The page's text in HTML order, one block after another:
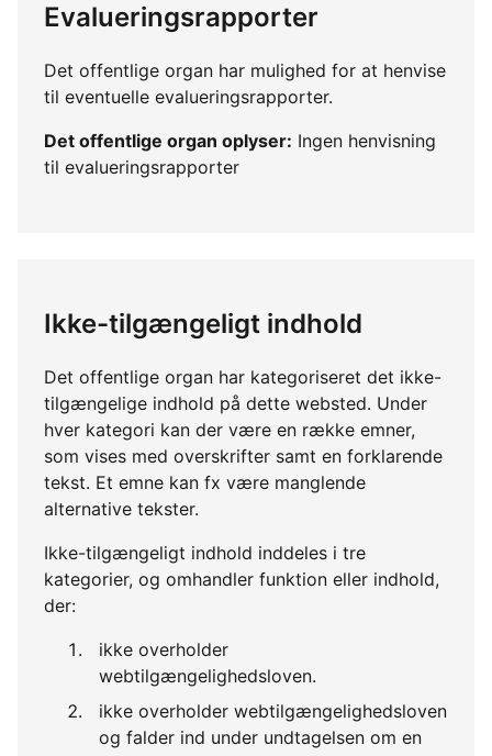
Evalueringsrapporter
Det offentlige organ har mulighed for at henvise
til eventuelle evalueringsrapporter.
Det offentlige organ oplyser: Ingen henvisning
til evalueringsrapporter
Ikke-tilgængeligt indhold
Det offentlige organ har kategoriseret det ikke-
tilgængelige indhold på dette websted. Under
hver kategori kan der være en række emner,
som vises med overskrifter samt en forklarende
tekst. Et emne kan fx være manglende
alternative tekster.
Ikke-tilgængeligt indhold inddeles i tre
kategorier, og omhandler funktion eller indhold,
der:
ikke overholder
webtilgængelighedsloven.
ikke overholder webtilgængelighedsloven
og falder ind under undtagelsen om en